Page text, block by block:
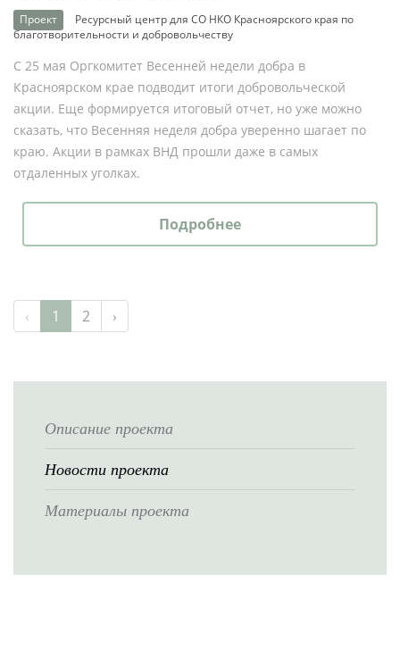
Проект
Ресурсный центр для СО НКО Красноярского края по
благотворительности и добровольчеству
С 25 мая Оргкомитет Весенней недели добра в
Красноярском крае подводит итоги добровольческой
акции. Еще формируется итоговый отчет, но уже можно
сказать, что Весенняя неделя добра уверенно шагает по
краю. Акции в рамках ВНД прошли даже в самых
отдаленных уголках.
Подробнее
‹ 1 2 ›
Описание проекта
Новости проекта
Материалы проекта